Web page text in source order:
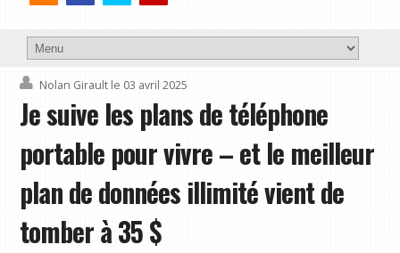
Nolan Girault le 03 avril 2025
Je suive les plans de téléphone
portable pour vivre – et le meilleur
plan de données illimité vient de
tomber à 35 $